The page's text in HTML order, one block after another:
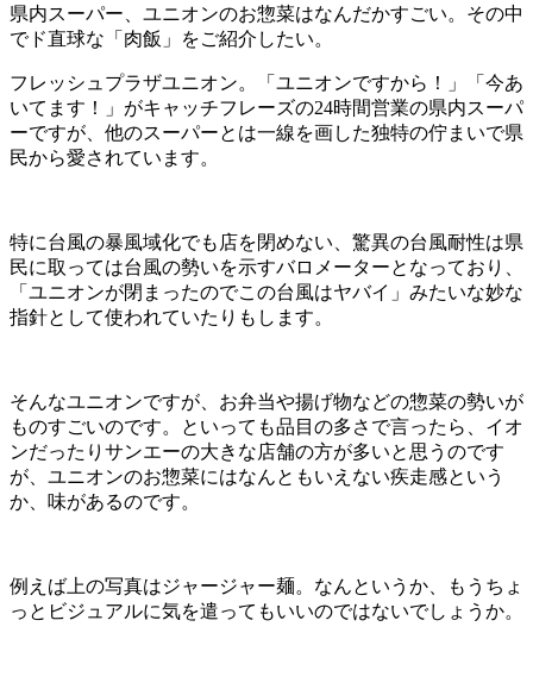
県内スーパー、ユニオンのお惣菜はなんだかすごい。その中
でド直球な「肉飯」をご紹介したい。
フレッシュプラザユニオン。「ユニオンですから！」「今あ
いてます！」がキャッチフレーズの24時間営業の県内スーパ
ーですが、他のスーパーとは一線を画した独特の佇まいで県
民から愛されています。
特に台風の暴風域化でも店を閉めない、驚異の台風耐性は県
民に取っては台風の勢いを示すバロメーターとなっており、
「ユニオンが閉まったのでこの台風はヤバイ」みたいな妙な
指針として使われていたりもします。
そんなユニオンですが、お弁当や揚げ物などの惣菜の勢いが
ものすごいのです。といっても品目の多さで言ったら、イオ
ンだったりサンエーの大きな店舗の方が多いと思うのです
が、ユニオンのお惣菜にはなんともいえない疾走感という
か、味があるのです。
例えば上の写真はジャージャー麺。なんというか、もうちょ
っとビジュアルに気を遣ってもいいのではないでしょうか。